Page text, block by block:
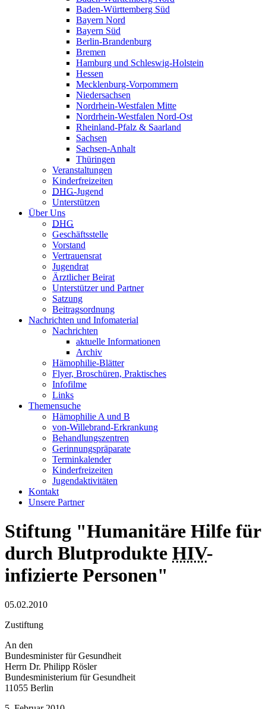
Baden-Württemberg Süd
Bayern Nord
Bayern Süd
Berlin-Brandenburg
Bremen
Hamburg und Schleswig-Holstein
Hessen
Mecklenburg-Vorpommern
Niedersachsen
Nordrhein-Westfalen Mitte
Nordrhein-Westfalen Nord-Ost
Rheinland-Pfalz & Saarland
Sachsen
Sachsen-Anhalt
Thüringen
Veranstaltungen
Kinderfreizeiten
DHG-Jugend
Unterstützen
Über Uns
DHG
Geschäftsstelle
Vorstand
Vertrauensrat
Jugendrat
Ärztlicher Beirat
Unterstützer und Partner
Satzung
Beitragsordnung
Nachrichten und Infomaterial
Nachrichten
aktuelle Informationen
Archiv
Hämophilie-Blätter
Flyer, Broschüren, Praktisches
Infofilme
Links
Themensuche
Hämophilie A und B
von-Willebrand-Erkrankung
Behandlungszentren
Gerinnungspräparate
Terminkalender
Kinderfreizeiten
Jugendaktivitäten
Kontakt
Unsere Partner
Stiftung "Humanitäre Hilfe für
durch Blutprodukte HIV-
infizierte Personen"
05.02.2010
Zustiftung
An den
Bundesminister für Gesundheit
Herrn Dr. Philipp Rösler
Bundesministerium für Gesundheit
11055 Berlin